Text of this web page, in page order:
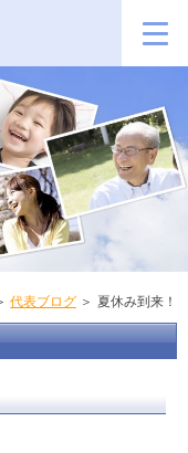
代表ブログ 夏休み到来！